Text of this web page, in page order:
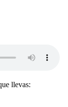
llevas: